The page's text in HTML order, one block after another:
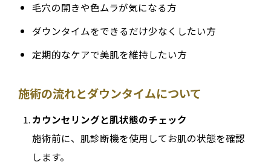
毛穴の開きや色ムラが気になる方
ダウンタイムをできるだけ少なくしたい方
定期的なケアで美肌を維持したい方
施術の流れとダウンタイムについて
カウンセリングと肌状態のチェック
施術前に、肌診断機を使用してお肌の状態を確認
します。